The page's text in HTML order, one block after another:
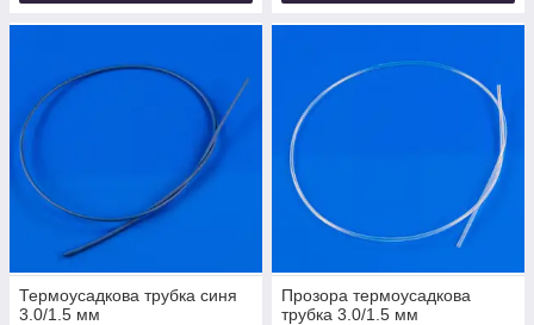
Термоусадкова трубка синя
3.0/1.5 мм
Прозора термоусадкова
трубка 3.0/1.5 мм